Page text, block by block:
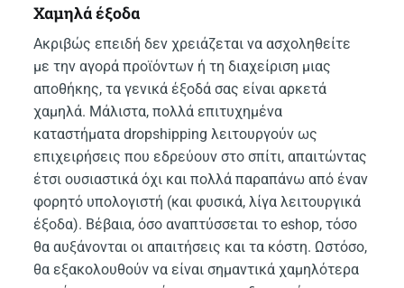
Χαμηλά έξοδα
Ακριβώς επειδή δεν χρειάζεται να ασχοληθείτε
με την αγορά προϊόντων ή τη διαχείριση μιας
αποθήκης, τα γενικά έξοδά σας είναι αρκετά
χαμηλά. Μάλιστα, πολλά επιτυχημένα
καταστήματα dropshipping λειτουργούν ως
επιχειρήσεις που εδρεύουν στο σπίτι, απαιτώντας
έτσι ουσιαστικά όχι και πολλά παραπάνω από έναν
φορητό υπολογιστή (και φυσικά, λίγα λειτουργικά
έξοδα). Βέβαια, όσο αναπτύσσεται το eshop, τόσο
θα αυξάνονται οι απαιτήσεις και τα κόστη. Ωστόσο,
θα εξακολουθούν να είναι σημαντικά χαμηλότερα